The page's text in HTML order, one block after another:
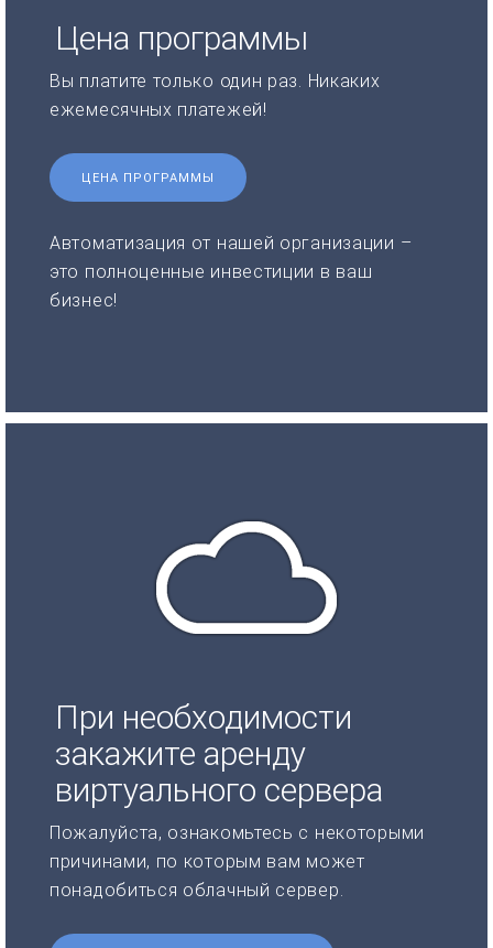
Цена программы
Вы платите только один раз. Никаких
ежемесячных платежей!
ЦЕНА ПРОГРАММЫ
Автоматизация от нашей организации –
это полноценные инвестиции в ваш
бизнес!
При необходимости
закажите аренду
виртуального сервера
Пожалуйста, ознакомьтесь с некоторыми
причинами, по которым вам может
понадобиться облачный сервер.